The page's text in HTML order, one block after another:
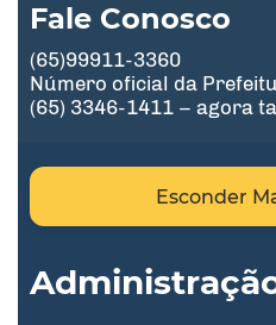
Fale Conosco
(65)99911-3360
Número oficial da
(65) 3346-1411 – agora
Esconder